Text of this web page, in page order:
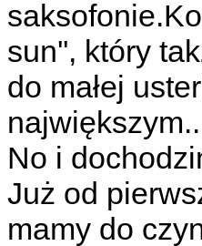
sun'', który
do małej
No i
Już od
mamy do